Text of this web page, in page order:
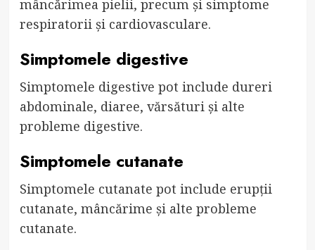
mâncărimea pielii, precum și simptome
respiratorii și cardiovasculare.
Simptomele digestive
Simptomele digestive pot include dureri
abdominale, diaree, vărsături și alte
probleme digestive.
Simptomele cutanate
Simptomele cutanate pot include erupții
cutanate, mâncărime și alte probleme
cutanate.